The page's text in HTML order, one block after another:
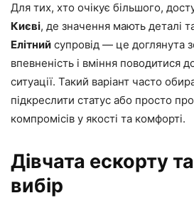
Для тих, хто очікує більшого,
Києві, де значення мають деталі
Елітний супровід — це доглянута
впевненість і вміння поводитися
ситуації. Такий варіант часто
підкреслити статус або просто
компромісів у якості та комфорті.
Дівчата ескорту
вибір